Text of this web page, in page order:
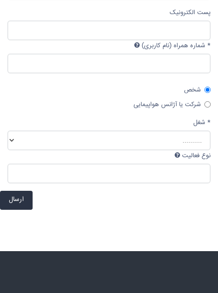
پست الکترونیک
* شماره همراه (نام کاربری)
شخص
شرکت یا آژانس هواپیمایی
* شغل
نوع فعالیت
ارسال